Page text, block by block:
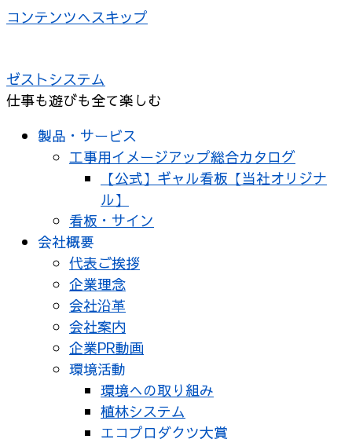
コンテンツへスキップ
ゼストシステム
仕事も遊びも全て楽しむ
製品・サービス
工事用イメージアップ総合カタログ
【公式】ギャル看板【当社オリジナ
ル】
看板・サイン
会社概要
代表ご挨拶
企業理念
会社沿革
会社案内
企業PR動画
環境活動
環境への取り組み
植林システム
エコプロダクツ大賞